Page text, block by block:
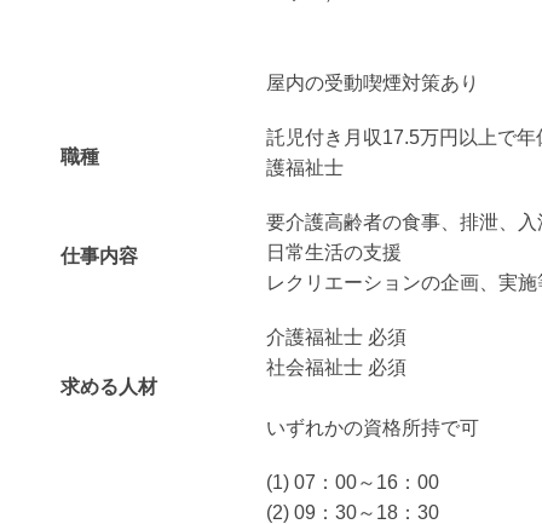
屋内の受動喫煙対策あり
職種
託児付き月収17.5万円以上で
護福祉士
仕事内容
要介護高齢者の食事、排泄、入
日常生活の支援
レクリエーションの企画、実施
求める人材
介護福祉士 必須
社会福祉士 必須
いずれかの資格所持で可
(1) 07：00～16：00
(2) 09：30～18：30